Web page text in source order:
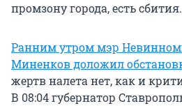
промзону города, есть сбития.
Ранним утром мэр
Миненков доложил
жертв налета нет, как и
В 08:04 губернатор